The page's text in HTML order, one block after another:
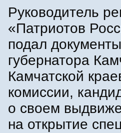
Руководитель
«Патриотов
подал
губернатора
Камчатской
комиссии,
о своем
на открытие